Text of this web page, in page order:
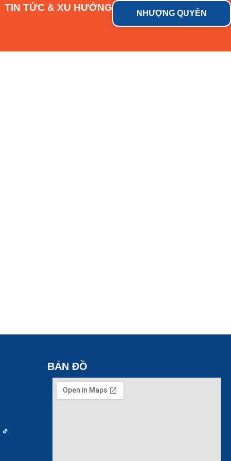
TIN TỨC & XU HƯỚNG
NHƯỢNG QUYỀN
BẢN ĐỒ